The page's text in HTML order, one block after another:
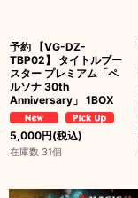
予約 【VG-DZ-
TBP02】 タイトルブー
スター プレミアム「ペ
ルソナ 30th
Anniversary」 1BOX
5,000円(税込)
在庫数 31個